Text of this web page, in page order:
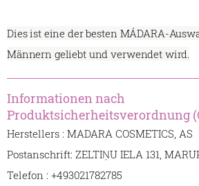
Dies ist eine der besten MÁDARA-
Männern geliebt und verwendet wird.
Informationen nach
Produktsicherheitsverordnung
Herstellers : MADARA COSMETICS, AS
Postanschrift: ZELTIŅU IELA 131,
Telefon : +493021782785